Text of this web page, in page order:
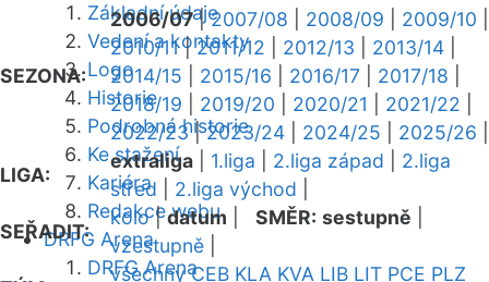
Základní údaje
Vedení a kontakty
Logo
Historie
Podrobná historie
Ke stažení
Kariéra
Redakce webu
DRFG Arena
DRFG Arena
SEZONA:
2006/07|2007/08 2008/09 2009/10
2010/11|2011/12 2012/13 2013/14
2014/15
2015/16 2016/17 2017/18
2018/19
2019/20 2020/21 2021/22
2022/23|2023/24 2024/25 2025/26
LIGA:
extraliga 1.liga 2.liga západ
2.liga
střed
2.liga východ
SEŘADIT:
kolo|datum SMĚR: sestupně
vzestupně
všechny CEB KLA KVA LIB LIT PCE PLZ